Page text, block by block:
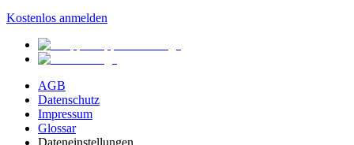
Kostenlos anmelden
AGB
Datenschutz
Impressum
Glossar
Dateneinstellungen